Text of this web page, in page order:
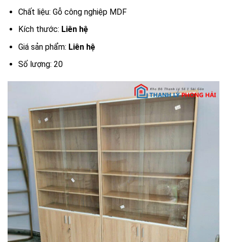
Chất liệu: Gỗ công nghiệp MDF
Kích thước: Liên hệ
Giá sản phẩm: Liên hệ
Số lượng: 20